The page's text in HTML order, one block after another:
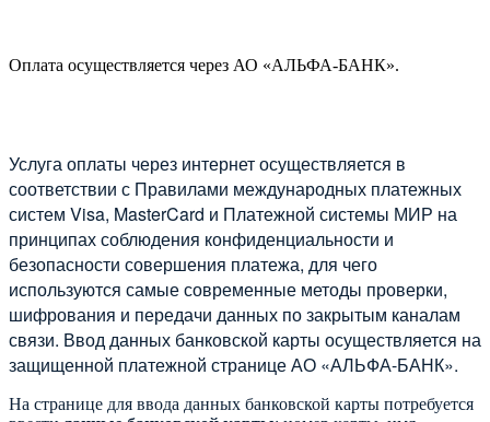
Оплата осуществляется через АО «АЛЬФА-БАНК».
Услуга оплаты через интернет осуществляется в
соответствии с Правилами международных платежных
систем Visa, MasterCard и Платежной системы МИР на
принципах соблюдения конфиденциальности и
безопасности совершения платежа, для чего
используются самые современные методы проверки,
шифрования и передачи данных по закрытым каналам
связи. Ввод данных банковской карты осуществляется на
защищенной платежной странице АО «АЛЬФА-БАНК».
На странице для ввода данных банковской карты потребуется